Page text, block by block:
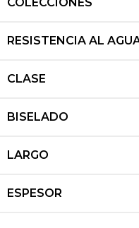
RESISTENCIA AL
CLASE
BISELADO
LARGO
ESPESOR